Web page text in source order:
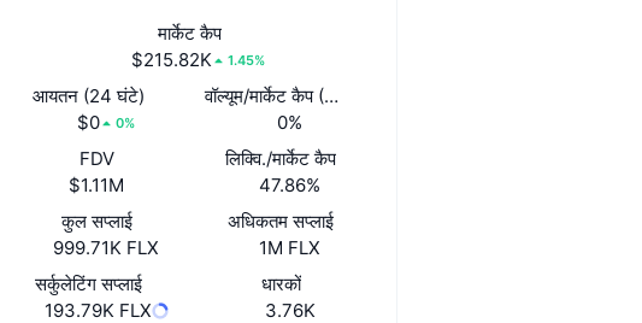
मार्केट कैप
$215.82K
1.45%
आयतन (24 घंटे)
$0
0%
वॉल्यूम/मार्केट कैप (24 घंटे)
0%
FDV
$1.11M
लिक्वि./मार्केट कैप
47.86%
कुल सप्लाई
999.71K FLX
अधिकतम सप्लाई
1M FLX
सर्कुलेटिंग सप्लाई
193.79K FLX
धारकों
3.76K